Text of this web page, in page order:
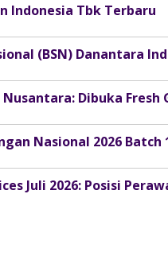
Indonesia Tbk Terbaru